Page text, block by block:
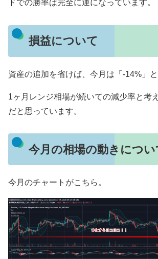
ドでの勝率は完全に運になっています。
損益について
資産の追加を省けば、今月は「-14%」と
1ヶ月レンジ相場が続いての減少率と考
だと思っています。
今月の相場の動きについ
今月のチャートがこちら。